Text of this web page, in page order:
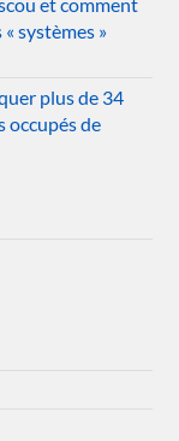
et comment
systèmes »
plus de 34
occupés de